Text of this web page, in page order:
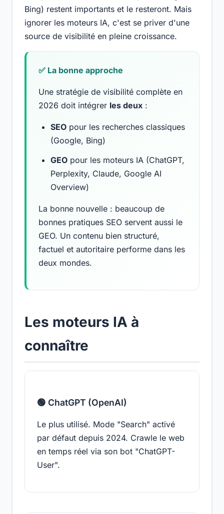
Bing) restent importants et le resteront. Mais
ignorer les moteurs IA, c'est se priver d'une
source de visibilité en pleine croissance.
✅ La bonne approche
Une stratégie de visibilité complète en
2026 doit intégrer les deux :
SEO pour les recherches classiques
(Google, Bing)
GEO pour les moteurs IA (ChatGPT,
Perplexity, Claude, Google AI
Overview)
La bonne nouvelle : beaucoup de
bonnes pratiques SEO servent aussi le
GEO. Un contenu bien structuré,
factuel et autoritaire performe dans les
deux mondes.
Les moteurs IA à
connaître
🟢 ChatGPT (OpenAI)
Le plus utilisé. Mode "Search" activé
par défaut depuis 2024. Crawle le web
en temps réel via son bot "ChatGPT-
User".